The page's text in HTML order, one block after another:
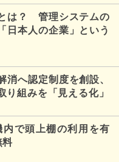
は？ 管理システムの
日本人の企業」という
消へ認定制度を創設、
り組みを「見える化」
で頭上棚の利用を有
料